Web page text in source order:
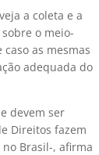
a coleta e a
o meio-
as mesmas
adequada do
devem ser
Direitos fazem
Brasil-, afirma